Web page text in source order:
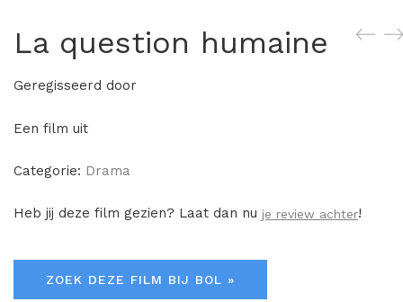
La question humaine
Geregisseerd door
Een film uit
Categorie: Drama
Heb jij deze film gezien? Laat dan nu je review achter!
ZOEK DEZE FILM BIJ BOL »